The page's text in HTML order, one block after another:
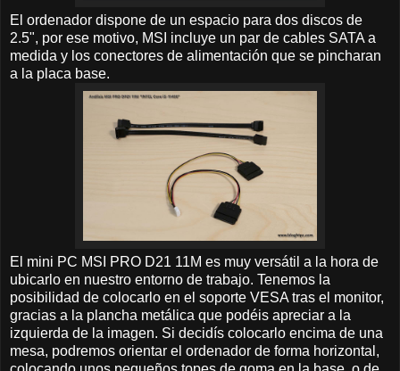
El ordenador dispone de un espacio para dos discos de
2.5", por ese motivo, MSI incluye un par de cables SATA a
medida y los conectores de alimentación que se pincharan
a la placa base.
El mini PC MSI PRO D21 11M es muy versátil a la hora de
ubicarlo en nuestro entorno de trabajo. Tenemos la
posibilidad de colocarlo en el soporte VESA tras el monitor,
gracias a la plancha metálica que podéis apreciar a la
izquierda de la imagen. Si decidís colocarlo encima de una
mesa, podremos orientar el ordenador de forma horizontal,